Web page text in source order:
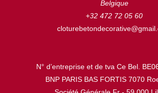
Belgique
+32 472 72 05 60
N° d’entreprise et de tva Ce Bel.
BNP PARIS BAS FORTIS 7070